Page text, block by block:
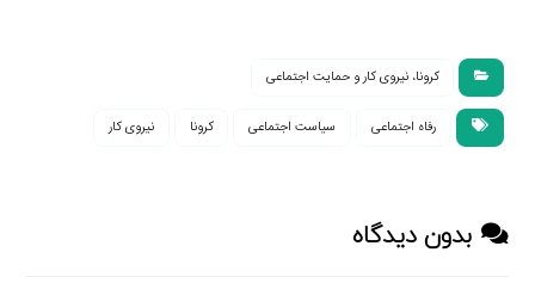
می‌کنند؟
کرونا، نیروی کار و حمایت اجتماعی
رفاه اجتماعی سیاست اجتماعی کرونا نیروی کار
بدون دیدگاه